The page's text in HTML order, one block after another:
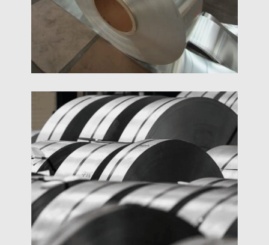
3004 Hliníkový Pásik
Odolný voči korózii 3004 dodávateľ hliníkových
pásov, najnižšia cena v 2024, 1050 1060 3003 8011
pásik z hliníkovej zliatiny priamy predaj od zdroja